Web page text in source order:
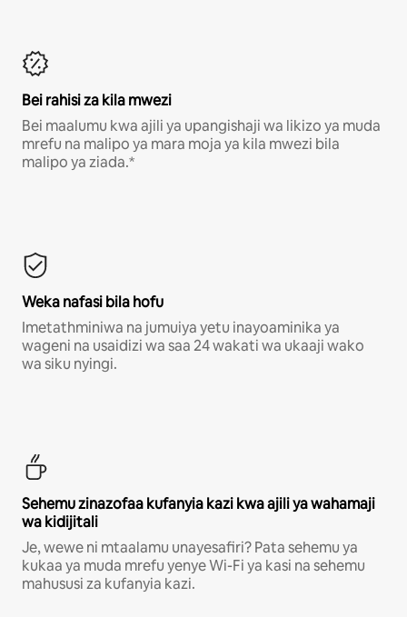
Bei rahisi za kila mwezi
Bei maalumu kwa ajili ya upangishaji wa likizo ya muda
mrefu na malipo ya mara moja ya kila mwezi bila
malipo ya ziada.*
Weka nafasi bila hofu
Imetathminiwa na jumuiya yetu inayoaminika ya
wageni na usaidizi wa saa 24 wakati wa ukaaji wako
wa siku nyingi.
Sehemu zinazofaa kufanyia kazi kwa ajili ya wahamaji
wa kidijitali
Je, wewe ni mtaalamu unayesafiri? Pata sehemu ya
kukaa ya muda mrefu yenye Wi-Fi ya kasi na sehemu
mahususi za kufanyia kazi.